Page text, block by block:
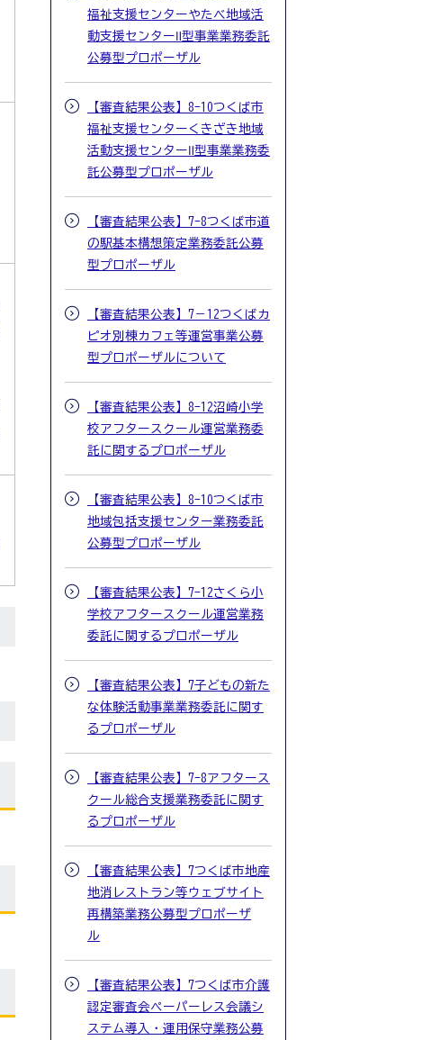
福祉支援センターやたべ地域活
動支援センターⅡ型事業業務委託
公募型プロポーザル
【審査結果公表】8-10つくば市
福祉支援センターくきざき地域
活動支援センターⅡ型事業業務委
託公募型プロポーザル
【審査結果公表】7-8つくば市道
の駅基本構想策定業務委託公募
型プロポーザル
【審査結果公表】7－12つくばカ
ピオ別棟カフェ等運営事業公募
型プロポーザルについて
【審査結果公表】8-12沼崎小学
校アフタースクール運営業務委
託に関するプロポーザル
【審査結果公表】8-10つくば市
地域包括支援センター業務委託
公募型プロポーザル
【審査結果公表】7-12さくら小
学校アフタースクール運営業務
委託に関するプロポーザル
【審査結果公表】7子どもの新た
な体験活動事業業務委託に関す
るプロポーザル
【審査結果公表】7-8アフタース
クール総合支援業務委託に関す
るプロポーザル
【審査結果公表】7つくば市地産
地消レストラン等ウェブサイト
再構築業務公募型プロポーザ
ル
【審査結果公表】7つくば市介護
認定審査会ペーパーレス会議シ
ステム導入・運用保守業務公募